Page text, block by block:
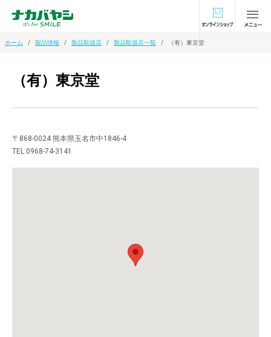
オンラインショ
ホーム 製品情報 製品取扱店 製品取扱店一覧 （有）東京堂
（有）東京堂
〒868-0024 熊本県玉名市中1846-4
TEL 0968-74-3141